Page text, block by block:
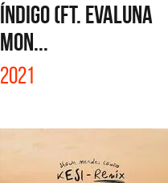
ÍNDIGO (FT. EVALUNA
MON...
2021